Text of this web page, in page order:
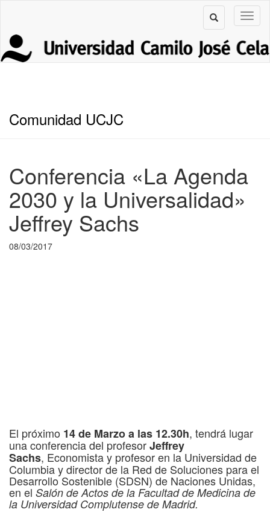
Comunidad UCJC
Conferencia «La Agenda
2030 y la Universalidad»
Jeffrey Sachs
08/03/2017
El próximo 14 de Marzo a las 12.30h, tendrá lugar
una conferencia del profesorJeffrey
Sachs, Economista y profesor en la Universidad de
Columbia y director de la Red de Soluciones para el
Desarrollo Sostenible (SDSN) de Naciones Unidas,
en el Salón de Actos de la Facultad de Medicina de
la Universidad Complutense de Madrid.